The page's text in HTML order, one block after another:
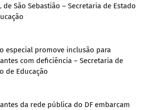
de São Sebastião – Secretaria de Estado
especial promove inclusão para
com deficiência – Secretaria de
de Educação
da rede pública do DF embarcam